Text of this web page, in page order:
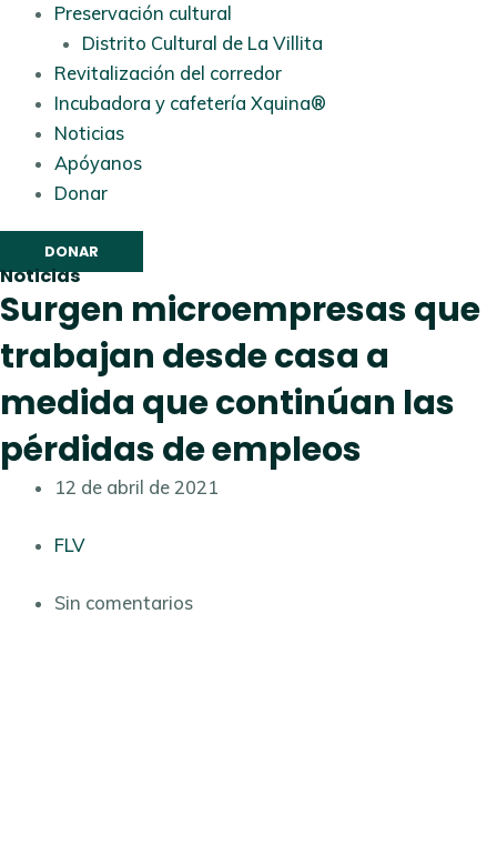
Preservación cultural
Distrito Cultural de La Villita
Revitalización del corredor
Incubadora y cafetería Xquina®
Noticias
Apóyanos
Donar
DONAR
Noticias
Surgen microempresas que
trabajan desde casa a
medida que continúan las
pérdidas de empleos
12 de abril de 2021
FLV
Sin comentarios